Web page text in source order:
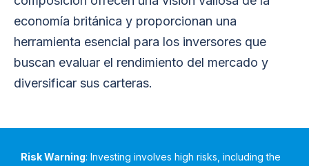
economía británica y proporcionan una
herramienta esencial para los inversores que
buscan evaluar el rendimiento del mercado y
diversificar sus carteras.
Risk Warning: Investing involves high risks, including the